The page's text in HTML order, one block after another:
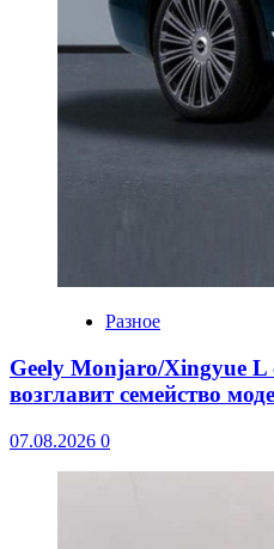
Разное
Geely Monjaro/Xingyue L
возглавит семейство
07.08.2026 0